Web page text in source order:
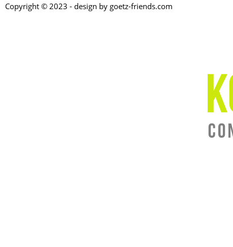
Copyright © 2023 - design by goetz-friends.com